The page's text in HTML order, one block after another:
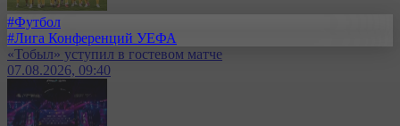
#Футбол
#Лига Конференций УЕФА
«Тобыл» уступил в гостевом матче
07.08.2026, 09:40